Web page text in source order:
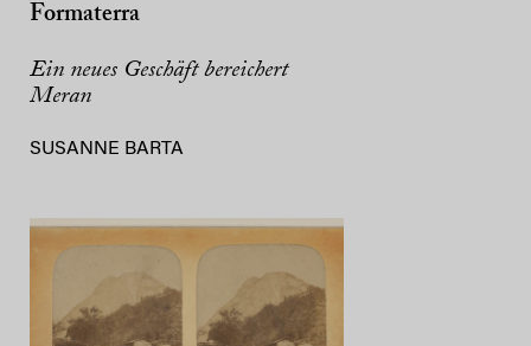
Formaterra
Ein neues Geschäft bereichert
Meran
SUSANNE BARTA